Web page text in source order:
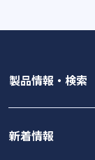
製品情報・検索
新着情報